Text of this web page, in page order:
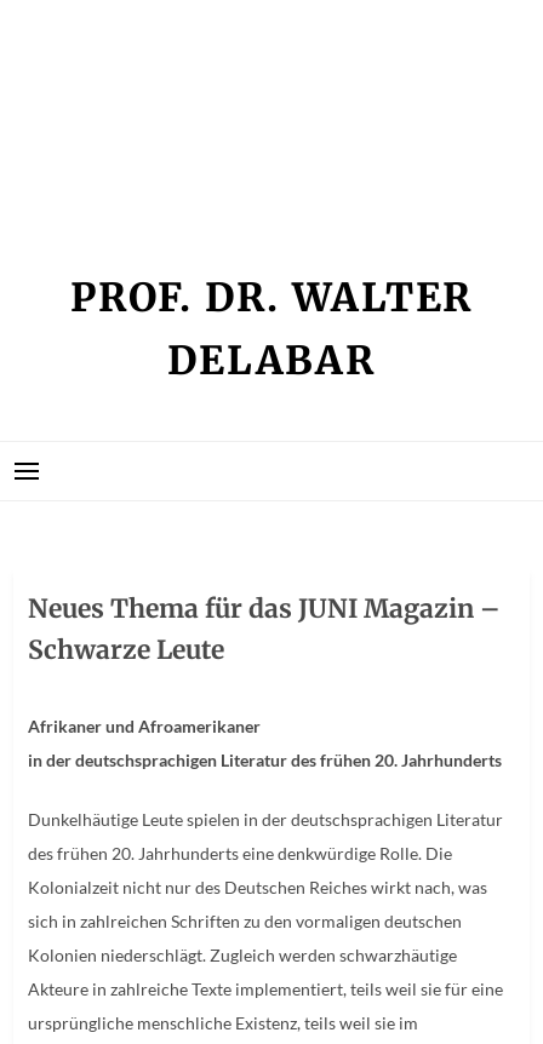
PROF. DR. WALTER
DELABAR
Neues Thema für das JUNI Magazin –
Schwarze Leute
Afrikaner und Afroamerikaner
in der deutschsprachigen Literatur des frühen 20. Jahrhunderts
Dunkelhäutige Leute spielen in der deutschsprachigen Literatur
des frühen 20. Jahrhunderts eine denkwürdige Rolle. Die
Kolonialzeit nicht nur des Deutschen Reiches wirkt nach, was
sich in zahlreichen Schriften zu den vormaligen deutschen
Kolonien niederschlägt. Zugleich werden schwarzhäutige
Akteure in zahlreiche Texte implementiert, teils weil sie für eine
ursprüngliche menschliche Existenz, teils weil sie im